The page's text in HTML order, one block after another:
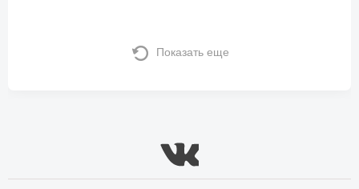
Показать еще